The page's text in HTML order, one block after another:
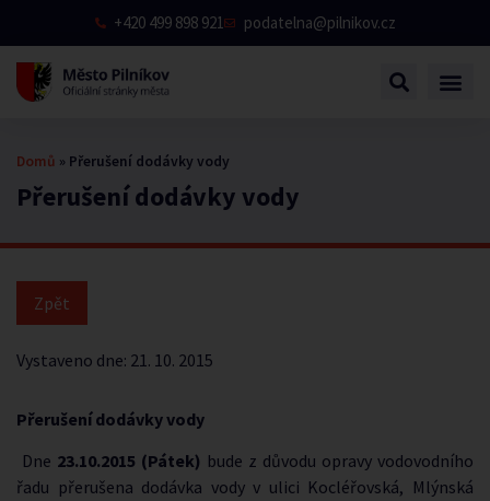
+420 499 898 921 podatelna@pilnikov.cz
Přerušení dodávky vody
Domů » Přerušení dodávky vody
Vystaveno dne: 21. 10. 2015
Přerušení dodávky vody
Dne 23.10.2015 (Pátek) bude z důvodu opravy vodovodního
řadu přerušena dodávka vody v ulici Kocléřovská, Mlýnská